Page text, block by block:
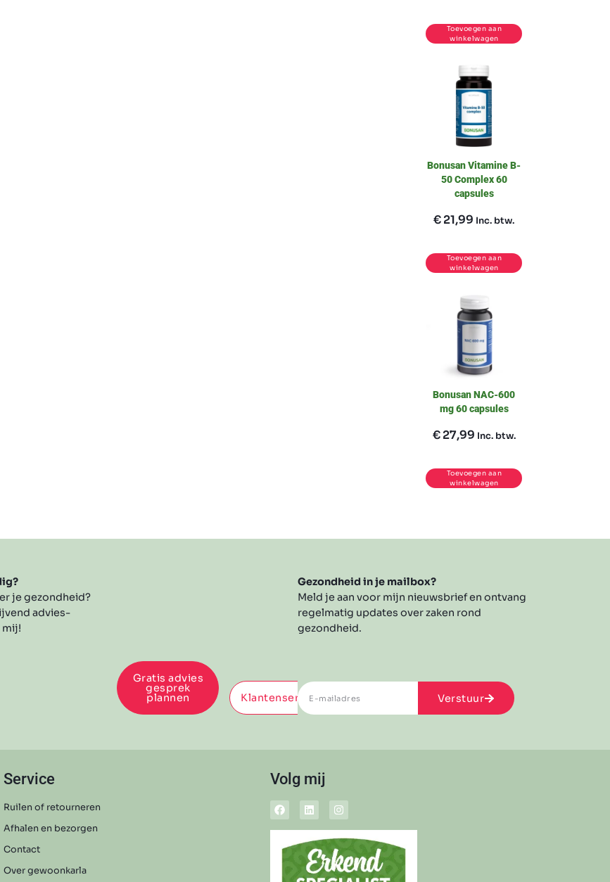
Toevoegen aan
winkelwagen
Bonusan Vitamine B-
50 Complex 60
capsules
€21,99 Inc. btw.
Toevoegen aan
winkelwagen
Bonusan NAC-600
mg 60 capsules
€27,99 Inc. btw.
Toevoegen aan
winkelwagen
je gezondheid?
advies-
mij!
Gratis advies
gesprek
plannen Klantenservice
Gezondheid in je mailbox?
Meld je aan voor mijn nieuwsbrief en ontvang
regelmatig updates over zaken rond
gezondheid.
Verstuur
Service
Ruilen of retourneren
Afhalen en bezorgen
Contact
Over gewoonkarla
Volg mij